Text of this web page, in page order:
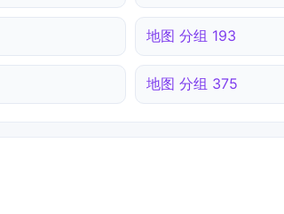
地图 分组 193
地图 分组 375